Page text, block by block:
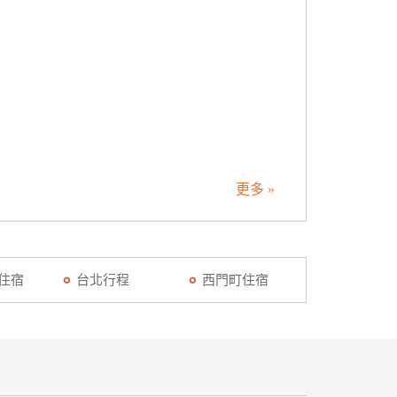
更多 »
宿 台北行程 西門町住宿